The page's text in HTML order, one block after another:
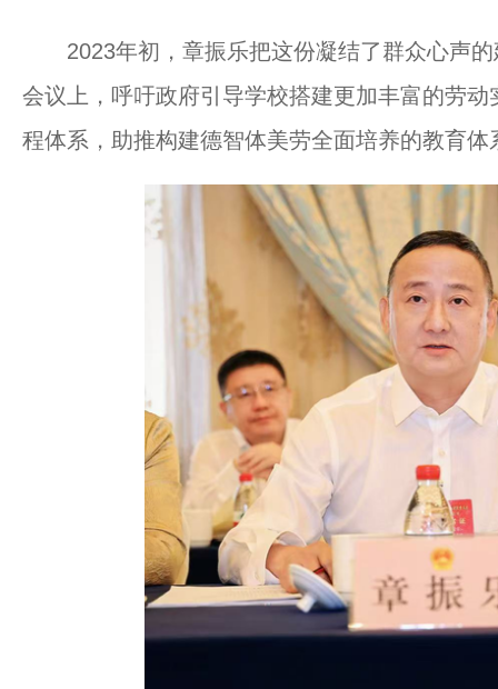
2023年初，章振乐把这份凝结了群众心声的
会议上，呼吁政府引导学校搭建更加丰富的劳
程体系，助推构建德智体美劳全面培养的教育体